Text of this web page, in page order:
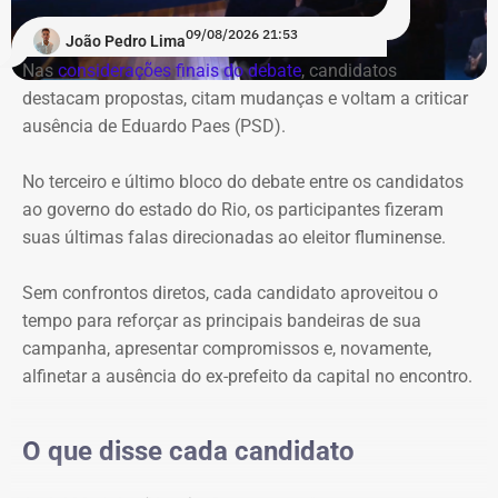
Pela ordem das perguntas entre si, a impressão foi de que
os candidatos evitaram direcionar questionamentos a
Garotinho, enquanto Douglas Ruas e André Marinho
protagonizaram uma espécie de dobradinha, utilizando
suas perguntas para abrir espaço para o outro apresentar
foi reservado às considerações finais.
dominam primeiro bloco
Logo na primeira rodada, a ausência de Eduardo Paes
dividiu espaço com as referências ao ex-presidente da
policial.
João Pedro Lima09/08/2026 21:53
Nas considerações finais do debate, candidatos
destacam propostas, citam mudanças e voltam a criticar
ausência de Eduardo Paes (PSD).
No terceiro e último bloco do debate entre os candidatos
ao governo do estado do Rio, os participantes fizeram
suas últimas falas direcionadas ao eleitor fluminense.
Sem confrontos diretos, cada candidato aproveitou o
tempo para reforçar as principais bandeiras de sua
campanha, apresentar compromissos e, novamente,
alfinetar a ausência do ex-prefeito da capital no encontro.
O que disse cada candidato